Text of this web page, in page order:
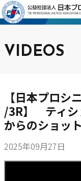
VIDEOS
【日本プロシ
/3R】 ティシ
からのショッ
2025年09月27日